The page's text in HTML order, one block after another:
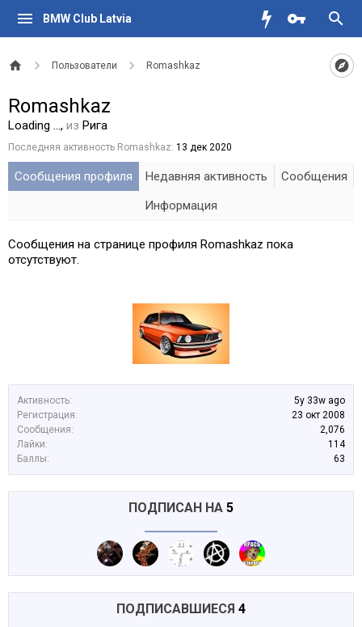
BMW Club Latvia
Пользователи Romashkaz
Активность:
5y 33w ago
Регистрация:
23 окт 2008
Сообщения:
2,076
Лайки:
114
Баллы:
63
ПОДПИСАН НА 5
ПОДПИСАВШИЕСЯ 4
Romashkaz
Loading ..., из Рига
Последняя активность Romashkaz: 13 дек 2020
Сообщения профиля Недавняя активность
Сообщения
Информация
Сообщения на странице профиля Romashkaz пока
отсутствуют.